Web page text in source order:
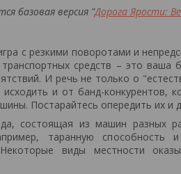
базовая версия "Дорога Ярости:
с резкими поворотами и
средств – это ваша
И речь не только о
и от банд-конкурентов,
Постарайтесь опередить их и
состоящая из машин разных
таранную
виды местности